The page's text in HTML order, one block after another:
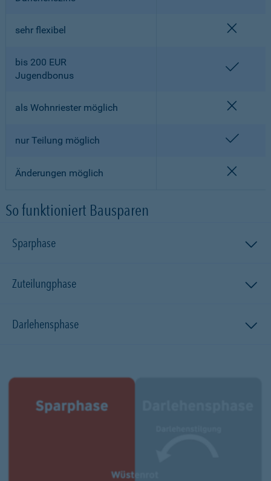
sehr flexibel
bis 200 EUR
Jugendbonus
als Wohnriester möglich
nur Teilung möglich
Änderungen möglich
So funktioniert Bausparen
Sparphase
Zuteilungphase
Darlehensphase